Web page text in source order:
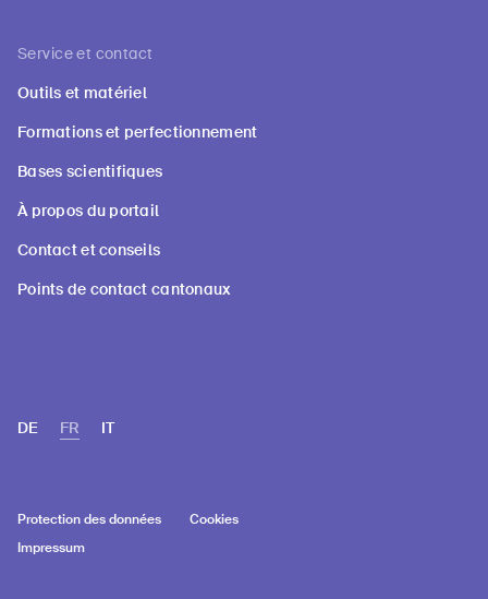
Service et contact
Outils et matériel
Formations et perfectionnement
Bases scientifiques
À propos du portail
Contact et conseils
Points de contact cantonaux
DE FR IT
Protection des données
Cookies
Impressum